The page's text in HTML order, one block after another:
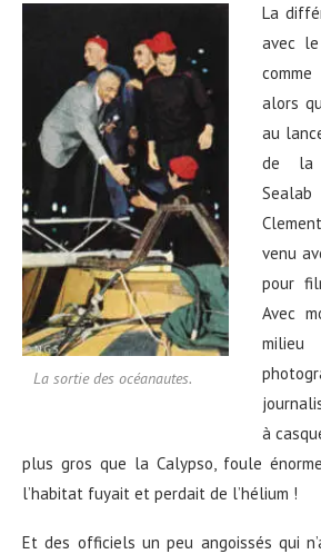
La sortie des océanautes.
La
avec
alors
au
de la
venu
pour
Avec
à
plus gros que la Calypso, foule
l’habitat fuyait et perdait de l’hélium !
Et des officiels un peu angoissés qui